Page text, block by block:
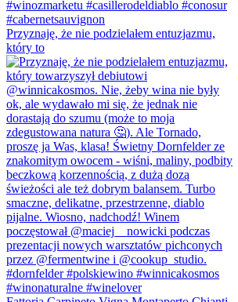
Przyznaję, że nie podzielałem entuzjazmu,
który to